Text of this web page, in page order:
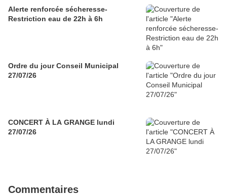
Alerte renforcée sécheresse-
Restriction eau de 22h à 6h
Ordre du jour Conseil Municipal
27/07/26
CONCERT À LA GRANGE lundi
27/07/26
Commentaires